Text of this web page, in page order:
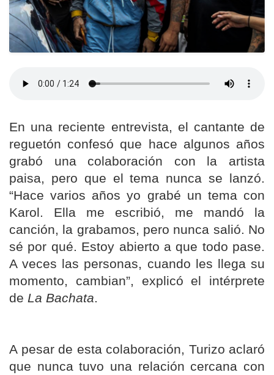
En una reciente entrevista, el cantante de
reguetón confesó que hace algunos años
grabó una colaboración con la artista
paisa, pero que el tema nunca se lanzó.
“Hace varios años yo grabé un tema con
Karol. Ella me escribió, me mandó la
canción, la grabamos, pero nunca salió. No
sé por qué. Estoy abierto a que todo pase.
A veces las personas, cuando les llega su
momento, cambian”, explicó el intérprete
de La Bachata.
A pesar de esta colaboración, Turizo aclaró
que nunca tuvo una relación cercana con